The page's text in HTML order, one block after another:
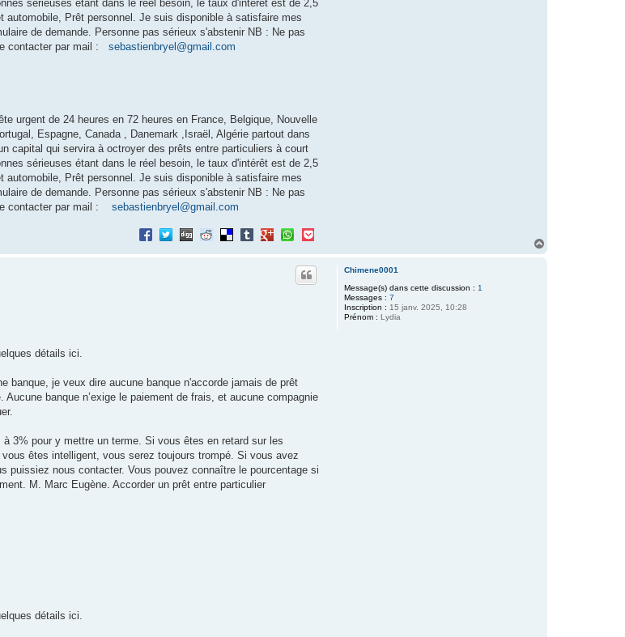
sérieuses étant dans le réel besoin, le taux d'intérêt est de 2,5
Prêt personnel. Je suis disponible à satisfaire mes
de demande. Personne pas sérieux s'abstenir NB : Ne pas
contacter par mail : sebastienbryel@gmail.com
urgent de 24 heures en 72 heures en France, Belgique, Nouvelle
Espagne, Canada , Danemark ,Israël, Algérie partout dans
capital qui servira à octroyer des prêts entre particuliers à court
sérieuses étant dans le réel besoin, le taux d'intérêt est de 2,5
Prêt personnel. Je suis disponible à satisfaire mes
de demande. Personne pas sérieux s'abstenir NB : Ne pas
contacter par mail : sebastienbryel@gmail.com
Chimene0001
Message(s) dans cette discussion : 1
Messages : 7
Inscription : 15 janv. 2025, 10:28
Prénom : Lydia
détails ici.
je veux dire aucune banque n'accorde jamais de prêt
banque n’exige le paiement de frais, et aucune compagnie
3% pour y mettre un terme. Si vous êtes en retard sur les
êtes intelligent, vous serez toujours trompé. Si vous avez
puissiez nous contacter. Vous pouvez connaître le pourcentage si
M. Marc Eugène. Accorder un prêt entre particulier
détails ici.